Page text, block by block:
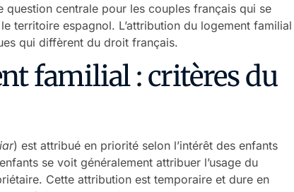
question centrale pour les couples français qui se
territoire espagnol. L’attribution du logement familial
qui diffèrent du droit français.
familial : critères du
) est attribué en priorité selon l’intérêt des enfants
se voit généralement attribuer l’usage du
Cette attribution est temporaire et dure en